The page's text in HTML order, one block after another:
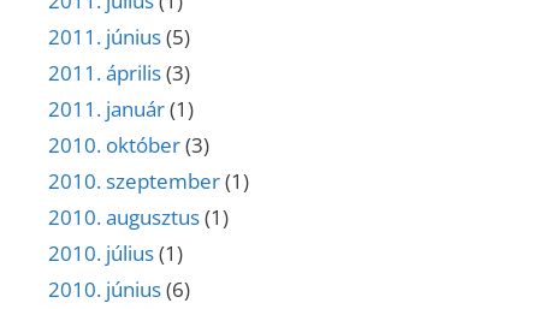
2011. június(5)
2011. április(3)
2011. január(1)
2010. október(3)
2010. szeptember(1)
2010. augusztus(1)
2010. július(1)
2010. június(6)